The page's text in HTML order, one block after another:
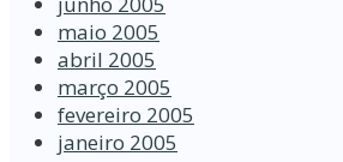
maio 2005
abril 2005
março 2005
fevereiro 2005
janeiro 2005